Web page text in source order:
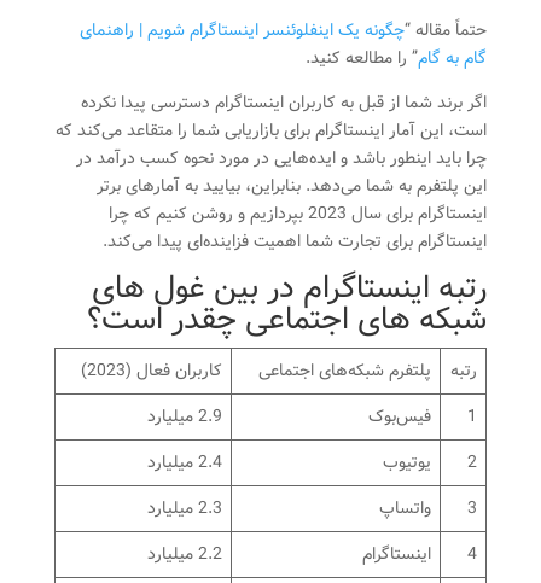
حتماً مقاله “چگونه یک اینفلوئنسر اینستاگرام شویم | راهنمای
گام به گام” را مطالعه کنید.
اگر برند شما از قبل به کاربران اینستاگرام دسترسی پیدا نکرده
است، این آمار اینستاگرام برای بازاریابی شما را متقاعد می‌کند که
چرا باید اینطور باشد و ایده‌هایی در مورد نحوه کسب درآمد در
این پلتفرم به شما می‌دهد. بنابراین، بیایید به آمارهای برتر
اینستاگرام برای سال 2023 بپردازیم و روشن کنیم که چرا
اینستاگرام برای تجارت شما اهمیت فزاینده‌ای پیدا می‌کند.
رتبه اینستاگرام در بین غول های
شبکه های اجتماعی چقدر است؟
رتبه پلتفرم شبکه‌های اجتماعی
کاربران فعال (2023)
1
فیس‌بوک
2.9 میلیارد
2
یوتیوب
2.4 میلیارد
3
واتساپ
2.3 میلیارد
4
اینستاگرام
2.2 میلیارد